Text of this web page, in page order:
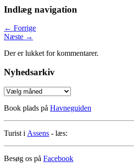
Indlæg navigation
← Forrige
Næste →
Der er lukket for kommentarer.
Nyhedsarkiv
Nyhedsarkiv
Book plads på Havneguiden
Turist i Assens - læs:
Besøg os på Facebook